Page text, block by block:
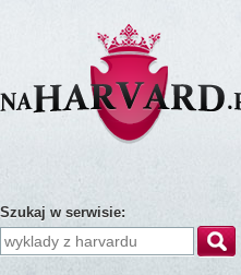
Szukaj w serwisie: